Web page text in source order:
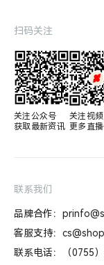
扫码关注
关注公众号
获取最新资讯
关注视
更多直
联系我们
品牌合作：
客服支持：
联系电话：（0755